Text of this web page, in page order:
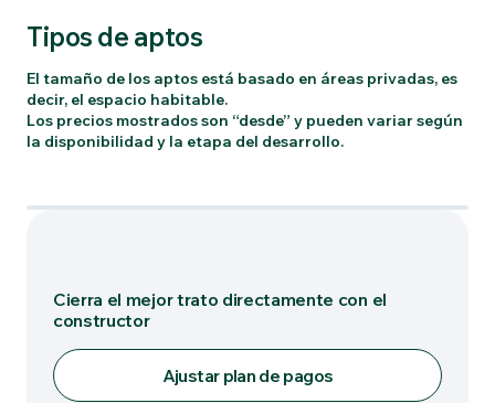
Tipos de aptos
El tamaño de los aptos está basado en áreas privadas, es
decir, el espacio habitable.
Los precios mostrados son “desde” y pueden variar según
la disponibilidad y la etapa del desarrollo.
Cierra el mejor trato directamente con el
constructor
Ajustar plan de pagos